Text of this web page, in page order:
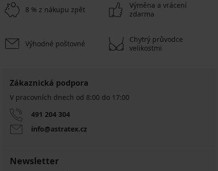
8 % z nákupu zpět
Výměna a vrácení
zdarma
Výhodné poštovné
Chytrý průvodce
velikostmi
Zákaznická podpora
V pracovních dnech od 8:00 do 17:00
491 204 304
info@astratex.cz
Newsletter